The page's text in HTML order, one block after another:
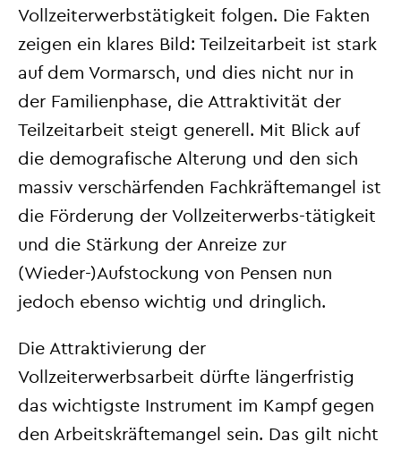
Vollzeiterwerbstätigkeit folgen. Die Fakten
zeigen ein klares Bild: Teilzeitarbeit ist stark
auf dem Vormarsch, und dies nicht nur in
der Familienphase, die Attraktivität der
Teilzeitarbeit steigt generell. Mit Blick auf
die demografische Alterung und den sich
massiv verschärfenden Fachkräftemangel ist
die Förderung der Vollzeiterwerbs-tätigkeit
und die Stärkung der Anreize zur
(Wieder-)Aufstockung von Pensen nun
jedoch ebenso wichtig und dringlich.
Die Attraktivierung der
Vollzeiterwerbsarbeit dürfte längerfristig
das wichtigste Instrument im Kampf gegen
den Arbeitskräftemangel sein. Das gilt nicht